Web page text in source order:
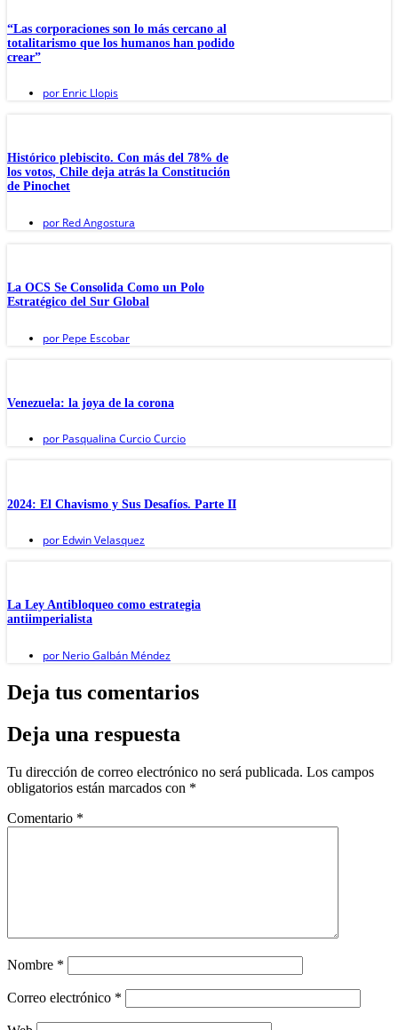
“Las corporaciones son lo más cercano al
totalitarismo que los humanos han podido
crear”
por Enric Llopis
Histórico plebiscito. Con más del 78% de
los votos, Chile deja atrás la Constitución
de Pinochet
por Red Angostura
La OCS Se Consolida Como un Polo
Estratégico del Sur Global
por Pepe Escobar
Venezuela: la joya de la corona
por Pasqualina Curcio Curcio
2024: El Chavismo y Sus Desafíos. Parte II
por Edwin Velasquez
La Ley Antibloqueo como estrategia
antiimperialista
por Nerio Galbán Méndez
Deja tus comentarios
Deja una respuesta
Tu dirección de correo electrónico no será publicada. Los campos
obligatorios están marcados con *
Comentario *
Nombre *
Correo electrónico *